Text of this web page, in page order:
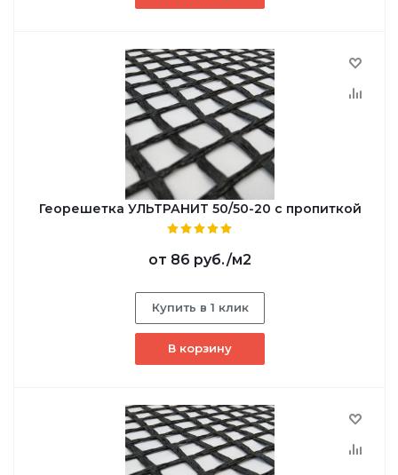
Георешетка УЛЬТРАНИТ 50/50-20 с пропиткой
от 86 руб./м2
Купить в 1 клик
В корзину